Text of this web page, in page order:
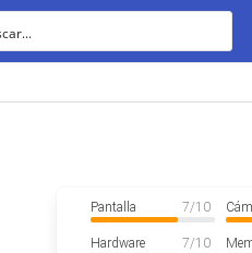
Pantalla 7/ 10
Hardware 7/ 10